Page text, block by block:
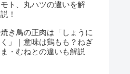
モト、丸ハツの違いを解
説！
焼き鳥の正肉は「しょうに
く」｜意味は鶏もも？ねぎ
ま・むねとの違いも解説